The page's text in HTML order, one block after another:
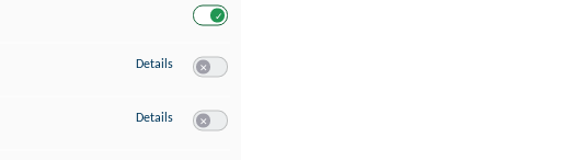
Details zu Erstellung von Profilen für personalisierte Werbung
Details zu Verwendung von Profilen zur Auswahl personalisierter Werbung